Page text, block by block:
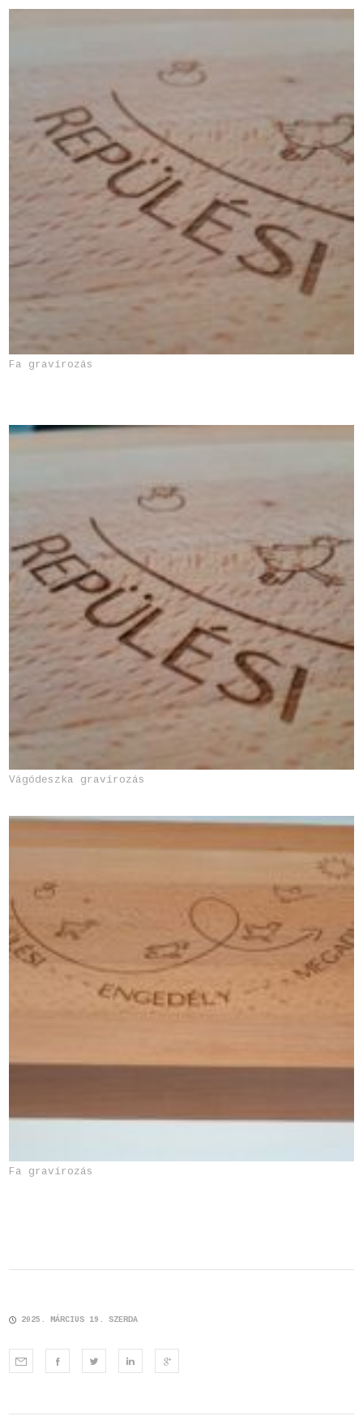
Fa gravírozás
Vágódeszka gravírozás
Fa gravírozás
2025. MÁRCIUS 19. SZERDA